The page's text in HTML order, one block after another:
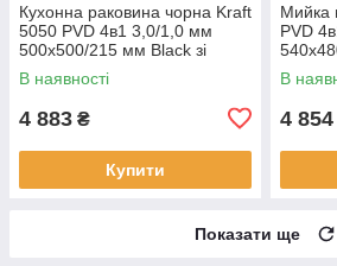
Кухонна раковина чорна Kraft
5050 PVD 4в1 3,0/1,0 мм
500х500/215 мм Black зі
змішувачем, раковина
кухонна
В наявності
4 883 ₴
Купити
Мийка
PVD
В
4 854
Показати ще